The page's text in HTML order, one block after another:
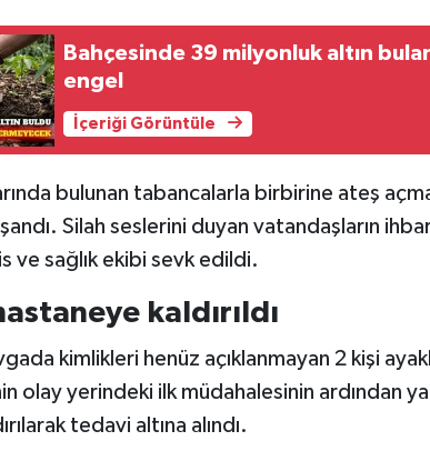
Bahçesinde 39 milyonluk altın
engel
İçeriği Görüntüle
bulunan tabancalarla birbirine ateş
Silah seslerini duyan vatandaşların
ve sağlık ekibi sevk edildi.
kaldırıldı
kimlikleri henüz açıklanmayan 2 kişi
olay yerindeki ilk müdahalesinin ardından
tedavi altına alındı.